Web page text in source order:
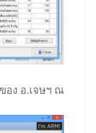
อง อ.เจษฯ ณ